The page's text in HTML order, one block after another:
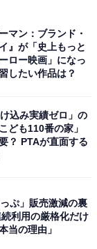
朝日系）で
。竹内さん
んたが作って
再会～Silent
のか注目が集
抱えながら生
マン：ブランド・
』が「史上もっと
ロー映画」になっ
したい作品は？
込み実績ゼロ」の
ども110番の家」
？ PTAが直面する
っぷ」販売激減の裏
利用の厳格化だけ
当の理由」